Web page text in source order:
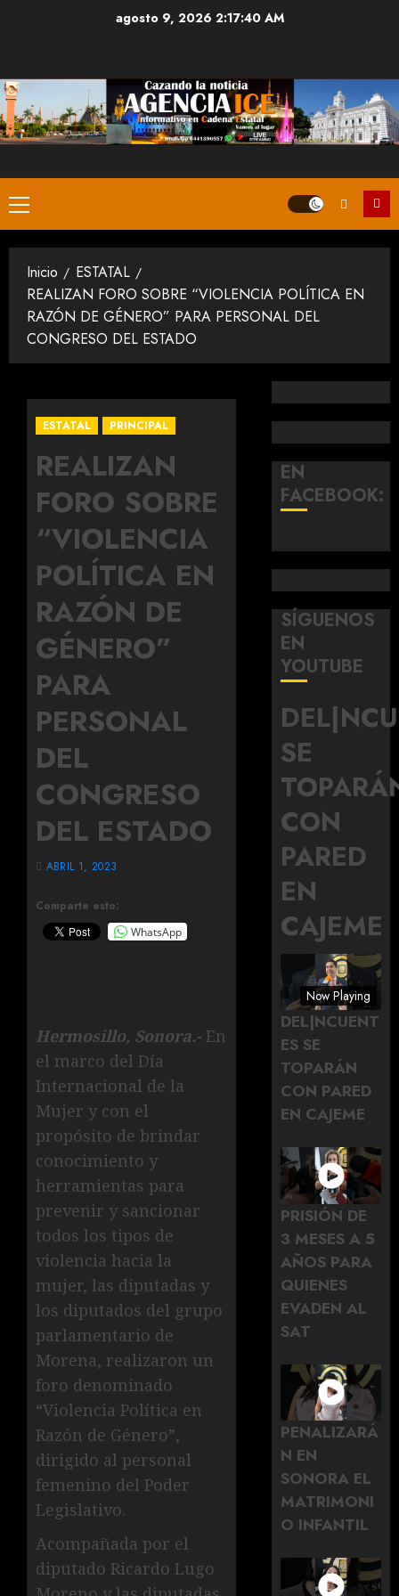
agosto 9, 2026 2:17:40 AM
Menú
principal
Inicio
ESTATAL
REALIZAN FORO SOBRE “VIOLENCIA POLÍTICA EN
RAZÓN DE GÉNERO” PARA PERSONAL DEL
CONGRESO DEL ESTADO
ESTATAL PRINCIPAL
REALIZAN
FORO SOBRE
“VIOLENCIA
POLÍTICA EN
RAZÓN DE
GÉNERO”
PARA
PERSONAL
DEL
CONGRESO
DEL ESTADO
Comparte esto:
WhatsApp
ABRIL 1, 2023
Hermosillo, Sonora.- En
el marco del Día
Internacional de la
Mujer y con el
propósito de brindar
conocimiento y
herramientas para
prevenir y sancionar
todos los tipos de
violencia hacia la
mujer, las diputadas y
los diputados del grupo
parlamentario de
Morena, realizaron un
foro denominado
“Violencia Política en
Razón de Género”,
dirigido al personal
femenino del Poder
Legislativo.
Acompañada por el
diputado Ricardo Lugo
EN
FACEBOOK:
SÍGUENOS
EN
YOUTUBE
SE
CON
PARED
EN
CAJEME
Now Playing
DEL|NCUENT
ES SE
TOPARÁN
CON PARED
EN CAJEME
PRISIÓN DE
3 MESES A 5
AÑOS PARA
QUIENES
EVADEN AL
SAT
PENALIZARÁ
N EN
SONORA EL
MATRIMONI
O INFANTIL